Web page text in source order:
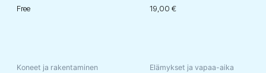
Free 19,00 €
Koneet ja rakentaminen Elämykset ja vapaa-aika